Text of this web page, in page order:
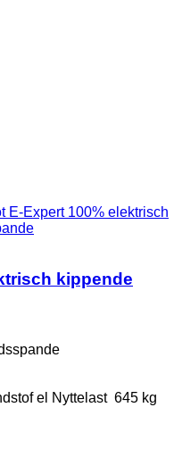
E-Expert 100% elektrisch
kippende
el Nyttelast 645 kg